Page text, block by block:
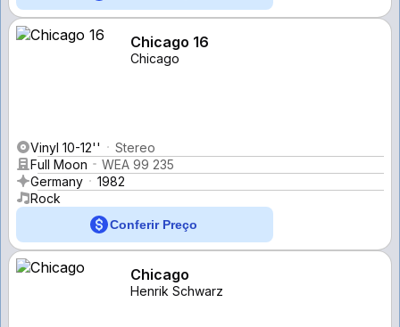
Chicago 16
Chicago
Vinyl 10-12''
Stereo
Full Moon
WEA 99 235
Germany
1982
Rock
Conferir Preço
Chicago
Henrik Schwarz